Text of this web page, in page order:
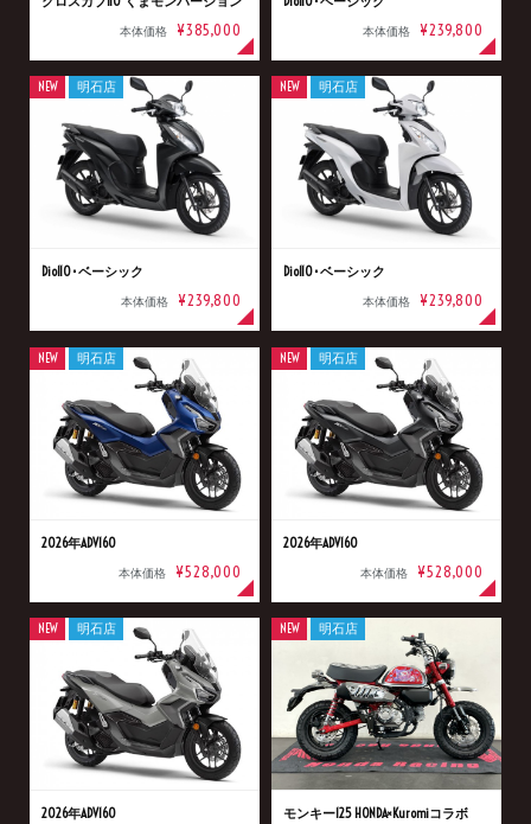
本体価格 ¥385,000 本体価格 ¥239,800
Dio110･ベーシック
本体価格 ¥239,800
NEW 明石店
Dio110･ベーシック
本体価格 ¥239,800
NEW 明石店
2026年ADV160
本体価格 ¥528,000
NEW 明石店
2026年ADV160
本体価格 ¥528,000
NEW 明石店
2026年ADV160
NEW 明石店
モンキー125 HONDA×Kuromiコラボ
NEW 明石店